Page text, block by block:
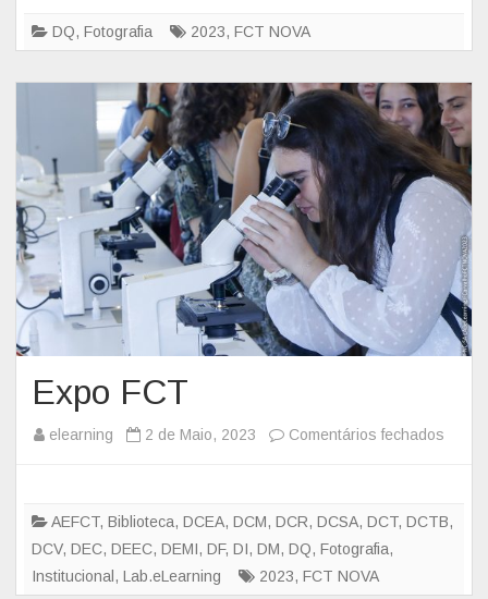
r
o
g
a
m
a
o
u
t
o
r
l
e
u
í
m
DQ, Fotografia 2023, FCT NOVA
Expo FCT
elearning 2 de Maio, 2023 Comentários fechados
x
AEFCT, Biblioteca, DCEA, DCM, DCR, DCSA, DCT, DCTB,
DCV, DEC, DEEC, DEMI, DF, DI, DM, DQ, Fotografia,
Institucional , Lab.eLearning 2023, FCT NOVA